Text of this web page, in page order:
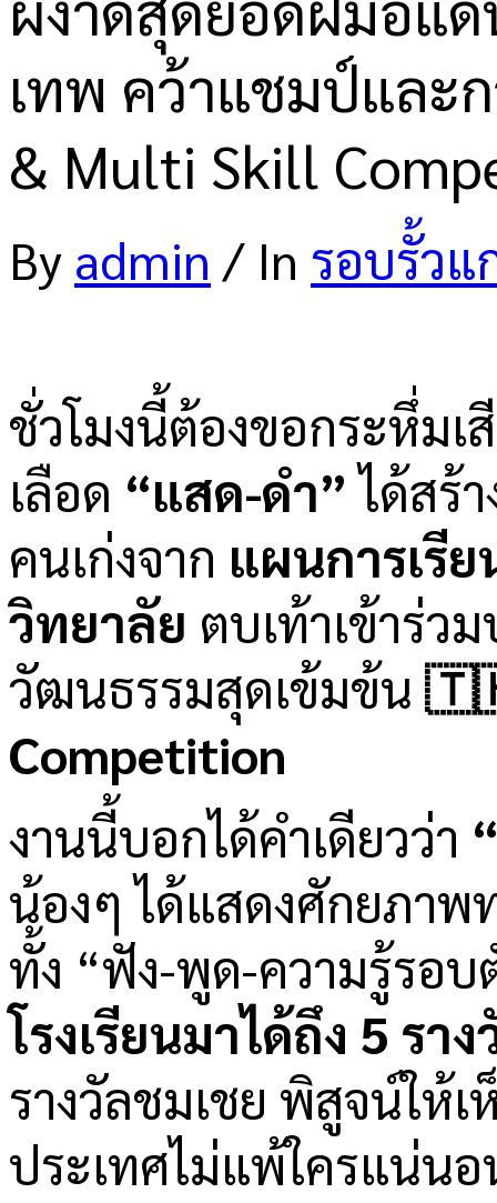
เทพ คว้าแชมป์และก
& Multi Skill
By admin / In รอบรั้ว
ชั่วโมงนี้ต้องขอกระหึ่ม
เลือด “แสด-ดำ” ได้สร้
คนเก่งจาก แผนการเรี
วิทยาลัย ตบเท้าเข้าร่ว
วัฒนธรรมสุดเข้มข้น
Competition
งานนี้บอกได้คำเดียวว่า
น้องๆ ได้แสดงศักยภาพ
ทั้ง “ฟัง-พูด-ความรู้รอ
โรงเรียนมาได้ถึง 5 รา
รางวัลชมเชย พิสูจน์ให้
ประเทศไม่แพ้ใครแน่น